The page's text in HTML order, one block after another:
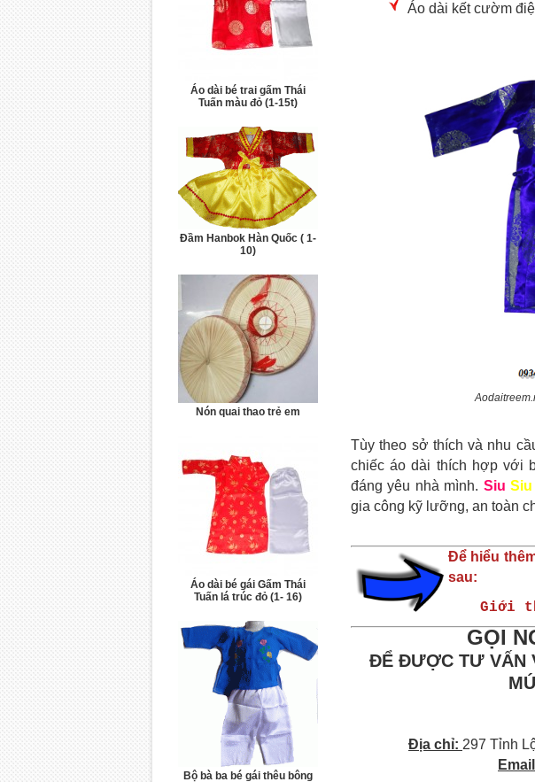
Áo dài kết cườm
Tùy theo sở thích và nhu
chiếc áo dài thích hợp với
đáng yêu nhà mình. Siu Siu
gia công kỹ lưỡng, an toàn
Để hiểu
sau:
Giới
GỌI
ĐỂ ĐƯỢC TƯ VẤN
Địa chỉ: 297 Tỉnh
Email
Áo dài bé trai gấm Thái
Tuấn màu đỏ (1-15t)
Đầm Hanbok Hàn Quốc ( 1-
10)
Nón quai thao trẻ em
Áo dài bé gái Gấm Thái
Tuấn lá trúc đỏ (1- 16)
Bộ bà ba bé gái thêu bông